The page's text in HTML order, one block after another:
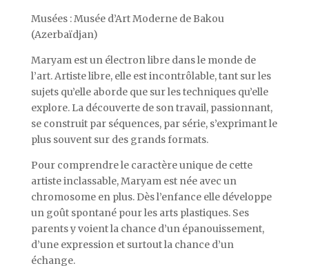
Musées : Musée d’Art Moderne de Bakou
(Azerbaïdjan)
Maryam est un électron libre dans le monde de
l’art. Artiste libre, elle est incontrôlable, tant sur les
sujets qu’elle aborde que sur les techniques qu’elle
explore. La découverte de son travail, passionnant,
se construit par séquences, par série, s’exprimant le
plus souvent sur des grands formats.
Pour comprendre le caractère unique de cette
artiste inclassable, Maryam est née avec un
chromosome en plus. Dès l’enfance elle développe
un goût spontané pour les arts plastiques. Ses
parents y voient la chance d’un épanouissement,
d’une expression et surtout la chance d’un
échange.